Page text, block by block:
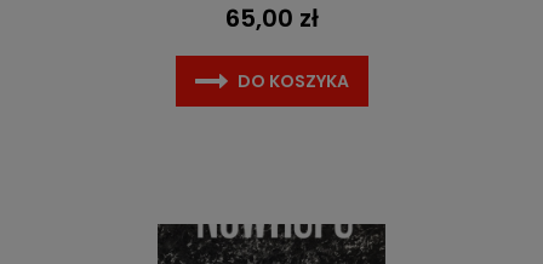
65,00 zł
DO KOSZYKA